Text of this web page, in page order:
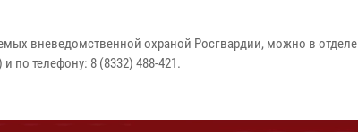
вневедомственной охраной Росгвардии, можно в отделе
по телефону: 8 (8332) 488-421.